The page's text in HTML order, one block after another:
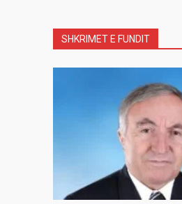
SHKRIMET E FUNDIT